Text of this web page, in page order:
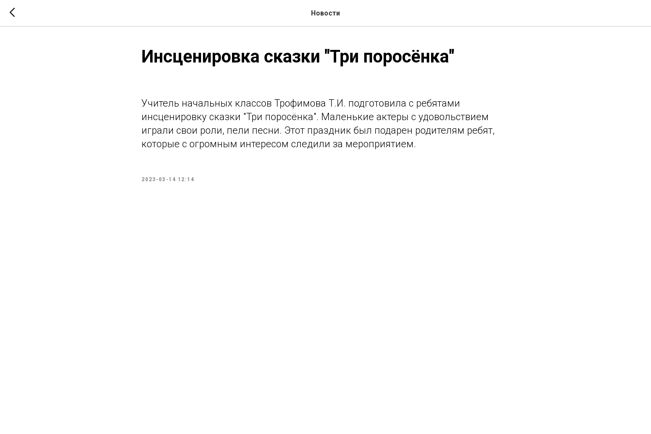
Новости
Инсценировка сказки "Три поросёнка"
Учитель начальных классов Трофимова Т.И. подготовила с ребятами
инсценировку сказки "Три поросёнка". Маленькие актеры с удовольствием
играли свои роли, пели песни. Этот праздник был подарен родителям ребят,
которые с огромным интересом следили за мероприятием.
2023-03-14 12:14